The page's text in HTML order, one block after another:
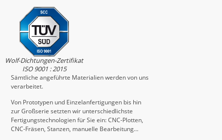
Wolf-Dichtungen-Zertifikat
ISO 9001 : 2015
Sämtliche angeführte Materialien werden von uns
verarbeitet.
Von Prototypen und Einzelanfertigungen bis hin
zur Großserie setzten wir unterschiedlichste
Fertigungstechnologien für Sie ein: CNC-Plotten,
CNC-Fräsen, Stanzen, manuelle Bearbeitung…